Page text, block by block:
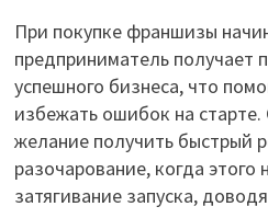
При покупке франшизы
предприниматель получает
успешного бизнеса, что
избежать ошибок на
желание получить быстрый
разочарование, когда этого
затягивание запуска,